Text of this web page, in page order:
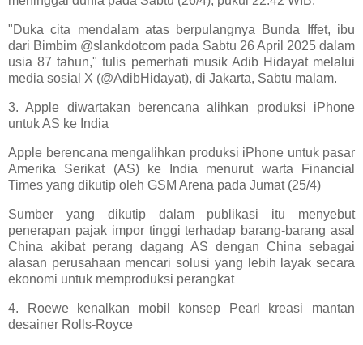
"Duka cita mendalam atas berpulangnya Bunda Iffet, ibu
dari Bimbim @slankdotcom pada Sabtu 26 April 2025 dalam
usia 87 tahun," tulis pemerhati musik Adib Hidayat melalui
media sosial X (@AdibHidayat), di Jakarta, Sabtu malam.
3. Apple diwartakan berencana alihkan produksi iPhone
untuk AS ke India
Apple berencana mengalihkan produksi iPhone untuk pasar
Amerika Serikat (AS) ke India menurut warta Financial
Times yang dikutip oleh GSM Arena pada Jumat (25/4)
Sumber yang dikutip dalam publikasi itu menyebut
penerapan pajak impor tinggi terhadap barang-barang asal
China akibat perang dagang AS dengan China sebagai
alasan perusahaan mencari solusi yang lebih layak secara
ekonomi untuk memproduksi perangkat
4. Roewe kenalkan mobil konsep Pearl kreasi mantan
desainer Rolls-Royce